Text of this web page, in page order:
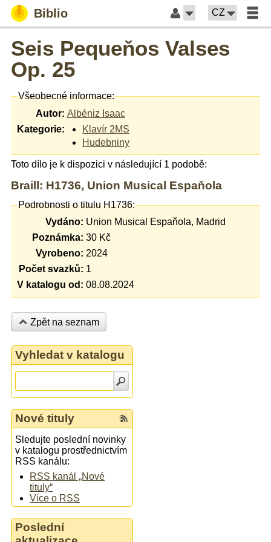
Biblio CZ
Seis Pequeňos Valses
Op. 25
Všeobecné informace:
Autor: Albéniz Isaac
Kategorie:
Klavír 2MS
Hudebniny
Toto dílo je k dispozici v následující 1 podobě:
Braill: H1736, Union Musical Espaňola
Podrobnosti o titulu H1736:
Vydáno: Union Musical Espaňola, Madrid
Poznámka: 30 Kč
Vyrobeno: 2024
Počet svazků: 1
V katalogu od: 08.08.2024
Zpět na seznam
Vyhledat v katalogu
Nové tituly
Sledujte poslední novinky
v katalogu prostřednictvím
RSS kanálu:
RSS kanál „Nové
tituly“
Více o RSS
Poslední